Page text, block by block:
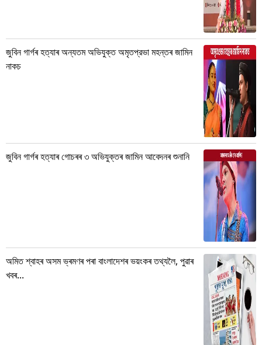
জুবিন গাৰ্গৰ হত্যাৰ অন্যতম অভিযুক্ত অমৃতপ্রভা মহন্তৰ জামিন
নাকচ
জুবিন গাৰ্গৰ হত্যাৰ গোচৰৰ ৩ অভিযুক্তৰ জামিন আবেদনৰ শুনানি
অমিত শ্বাহৰ অসম ভ্ৰমণৰ পৰা বাংলাদেশৰ ভয়ংকৰ তথ্যলৈ, পুৱাৰ
খবৰ...